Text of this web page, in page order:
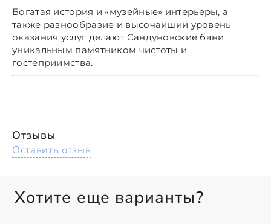
Богатая история и «музейные» интерьеры, а
также разнообразие и высочайший уровень
оказания услуг делают Сандуновские бани
уникальным памятником чистоты и
гостеприимства.
Отзывы
Оставить отзыв
Хотите еще варианты?